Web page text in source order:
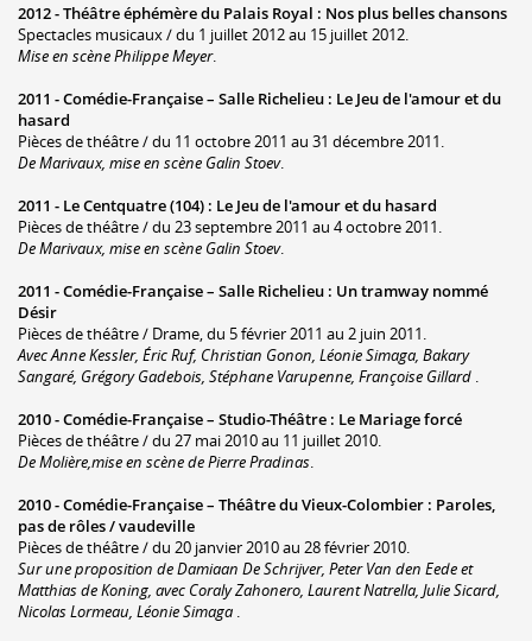
2012 -Théâtre éphémère du Palais Royal : Nos plus belles chansons
Spectacles musicaux / du 1 juillet 2012 au 15 juillet 2012.
Mise en scène Philippe Meyer.
2011 -Comédie-Française – Salle Richelieu : Le Jeu de l'amour et du
hasard
Pièces de théâtre / du 11 octobre 2011 au 31 décembre 2011.
De Marivaux, mise en scène Galin Stoev.
2011 - Le Centquatre (104) : Le Jeu de l'amour et du hasard
Pièces de théâtre / du 23 septembre 2011 au 4 octobre 2011.
De Marivaux, mise en scène Galin Stoev.
2011 -Comédie-Française – Salle Richelieu : Un tramway nommé
Désir
Pièces de théâtre / Drame, du 5 février 2011 au 2 juin 2011.
Avec Anne Kessler, Éric Ruf, Christian Gonon, Léonie Simaga, Bakary
Sangaré, Grégory Gadebois, Stéphane Varupenne, Françoise Gillard .
2010 -Comédie-Française – Studio-Théâtre : Le Mariage forcé
Pièces de théâtre / du 27 mai 2010 au 11 juillet 2010.
De Molière,mise en scène de Pierre Pradinas.
2010 -Comédie-Française – Théâtre du Vieux-Colombier : Paroles,
pas de rôles / vaudeville
Pièces de théâtre / du 20 janvier 2010 au 28 février 2010.
Sur une proposition de Damiaan De Schrijver, Peter Van den Eede et
Matthias de Koning, avec Coraly Zahonero, Laurent Natrella, Julie Sicard,
Nicolas Lormeau, Léonie Simaga .